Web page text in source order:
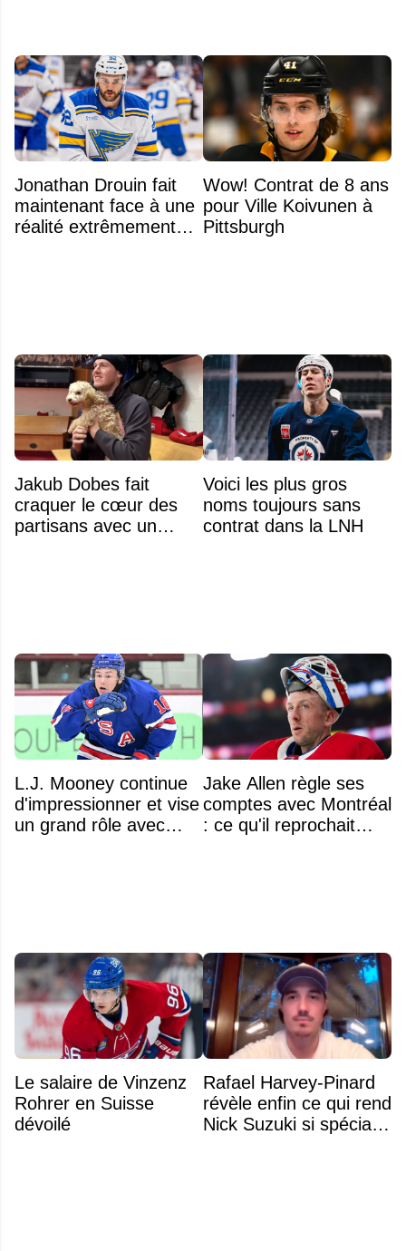
Jonathan Drouin fait
maintenant face à une
réalité extrêmement
Wow! Contrat de 8 ans
pour Ville Koivunen à
Pittsburgh
Jakub Dobes fait
craquer le cœur des
partisans avec un
Voici les plus gros
noms toujours sans
contrat dans la LNH
L.J. Mooney continue
d'impressionner et vise
un grand rôle avec
Jake Allen règle ses
comptes avec Montréal
: ce qu'il reprochait
Le salaire de Vinzenz
Rohrer en Suisse
dévoilé
Rafael Harvey-Pinard
révèle enfin ce qui rend
Nick Suzuki si spécial